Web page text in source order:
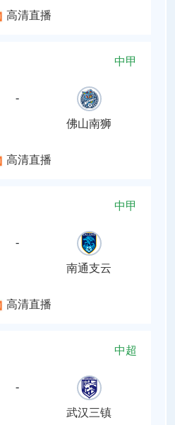
高清直播
中甲
-
佛山南狮
高清直播
中甲
-
南通支云
高清直播
中超
-
武汉三镇